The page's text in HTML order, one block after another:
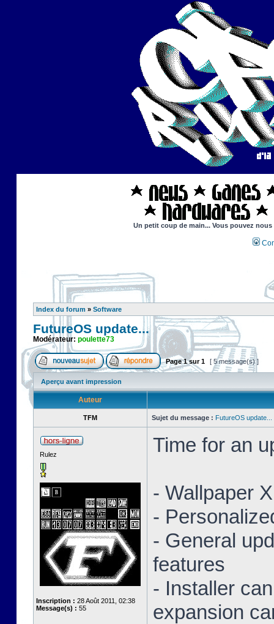
Un petit coup de main... Vous pouvez
Index du forum » Software
FutureOS update...
Modérateur: poulette73
Page1sur1 [ 5 message(s) ]
Aperçu avant impression
Auteur
TFM Sujet du message : FutureOS update...
Rulez
Inscription : 28 Août 2011, 02:38
Message(s) : 55
Time for an
- Wallpaper
-
- General
features
- Installer
expansion